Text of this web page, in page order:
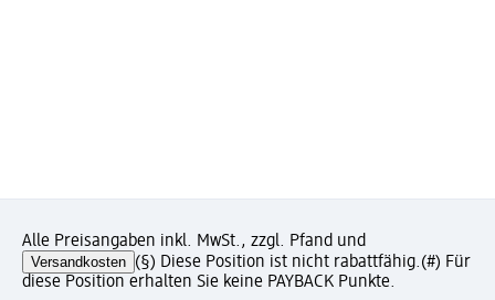
Alle Preisangaben inkl. MwSt., zzgl. Pfand und
Versandkosten (§) Diese Position ist nicht rabattfähig.(#) Für
diese Position erhalten Sie keine PAYBACK Punkte.